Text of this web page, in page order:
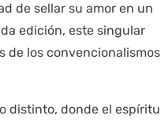
de sellar su amor en un
edición, este singular
de los convencionalismos
distinto, donde el espíritu